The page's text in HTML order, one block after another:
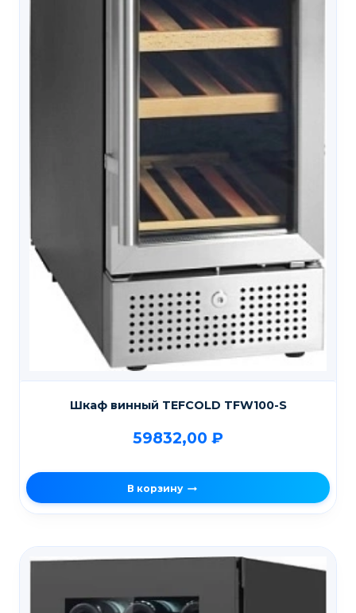
Шкаф винный TEFCOLD TFW100-S
59832,00 ₽
В корзину